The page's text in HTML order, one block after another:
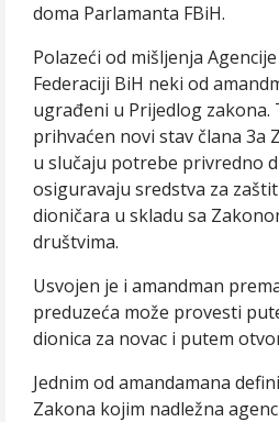
doma Parlamanta FBiH.
Polazeći od mišljenja
Federaciji BiH neki od
ugrađeni u Prijedlog zakona.
prihvaćen novi stav člana 3a
u slučaju potrebe privredno
osiguravaju sredstva za
dioničara u skladu sa
društvima.
Usvojen je i amandman
preduzeća može provesti
dionica za novac i putem
Jednim od amandamana
Zakona kojim nadležna